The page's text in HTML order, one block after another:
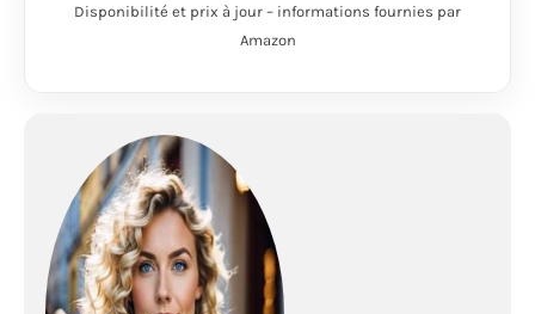
Disponibilité et prix à jour – informations fournies par
Amazon